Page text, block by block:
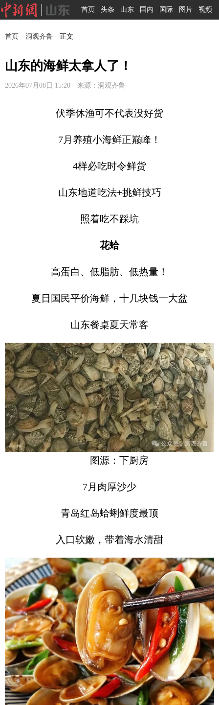
首页 头条 山东 国内 国际 图片 视频
首页—洞观齐鲁—正文
山东的海鲜太拿人了！
2026年07月08日 15:20 来源：洞观齐鲁
伏季休渔可不代表没好货
7月养殖小海鲜正巅峰！
4样必吃时令鲜货
山东地道吃法+挑鲜技巧
照着吃不踩坑
花蛤
高蛋白、低脂肪、低热量！
夏日国民平价海鲜，十几块钱一大盆
山东餐桌夏天常客
图源：下厨房
7月肉厚沙少
青岛红岛蛤蜊鲜度最顶
入口软嫩，带着海水清甜